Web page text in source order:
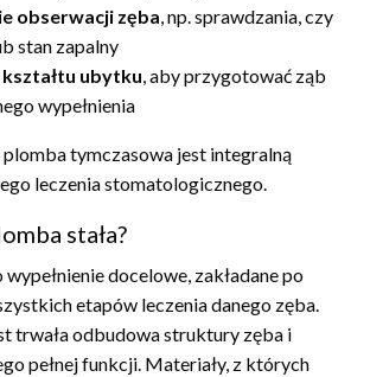
obserwacji zęba, np. sprawdzania, czy
stan zapalny
ubytku, aby przygotować ząb
wypełnienia
tymczasowa jest integralną
leczenia stomatologicznego.
stała?
wypełnienie docelowe, zakładane po
etapów leczenia danego zęba.
trwała odbudowa struktury zęba i
pełnej funkcji. Materiały, z których